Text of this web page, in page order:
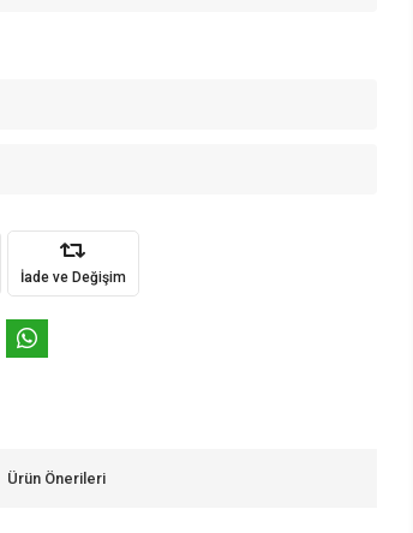
İade ve Değişim
Ürün Önerileri